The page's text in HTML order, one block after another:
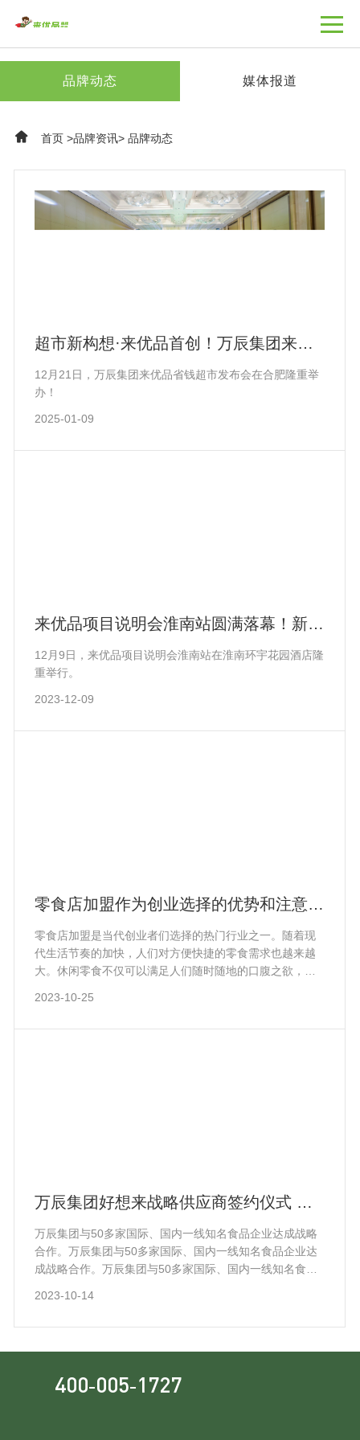
品牌资讯
品牌动态 媒体报道
首页>品牌资讯> 品牌动态
超市新构想·来优品首创！万辰集团来优
品省钱超市正式发布！
12月21日，万辰集团来优品省钱超市发布会在合肥隆重举
办！
2025-01-09
来优品项目说明会淮南站圆满落幕！新起
航新征程，携手共创新篇章！
12月9日，来优品项目说明会淮南站在淮南环宇花园酒店隆
重举行。
2023-12-09
零食店加盟作为创业选择的优势和注意事
项
零食店加盟是当代创业者们选择的热门行业之一。随着现
代生活节奏的加快，人们对方便快捷的零食需求也越来越
大。休闲零食不仅可以满足人们随时随地的口腹之欲，还
2023-10-25
万辰集团好想来战略供应商签约仪式 圆
满落幕！
万辰集团与50多家国际、国内一线知名食品企业达成战略
合作。万辰集团与50多家国际、国内一线知名食品企业达
成战略合作。万辰集团与50多家国际、国内一线知名食品
2023-10-14
400-005-1727